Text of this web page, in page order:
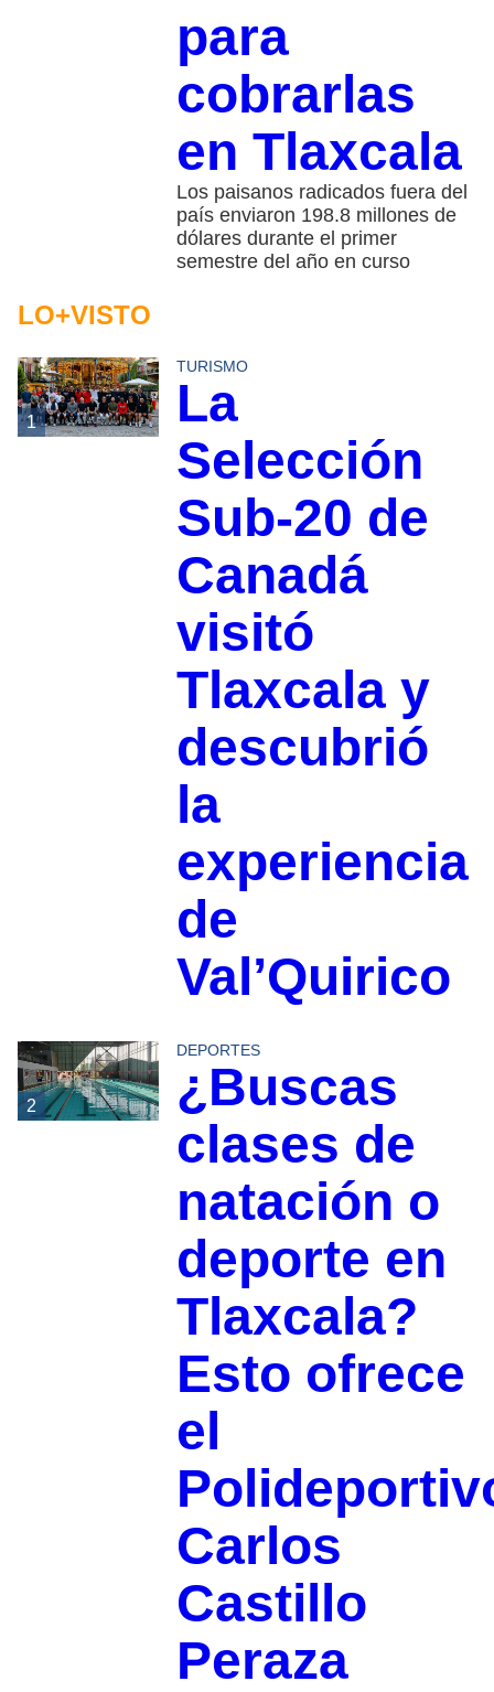
para
cobrarlas
en Tlaxcala
Los paisanos radicados fuera del
país enviaron 198.8 millones de
dólares durante el primer
semestre del año en curso
LO+VISTO
1
TURISMO
La
Selección
Sub-20 de
Canadá
visitó
Tlaxcala y
descubrió
la
experiencia
de
Val’Quirico
2
DEPORTES
¿Buscas
clases de
natación o
deporte en
Tlaxcala?
Esto ofrece
el
Carlos
Castillo
Peraza